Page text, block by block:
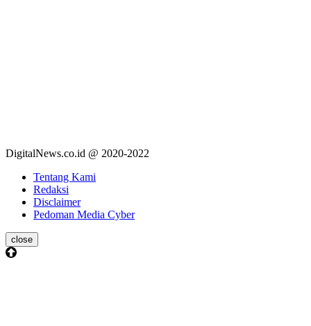
DigitalNews.co.id @ 2020-2022
Tentang Kami
Redaksi
Disclaimer
Pedoman Media Cyber
close